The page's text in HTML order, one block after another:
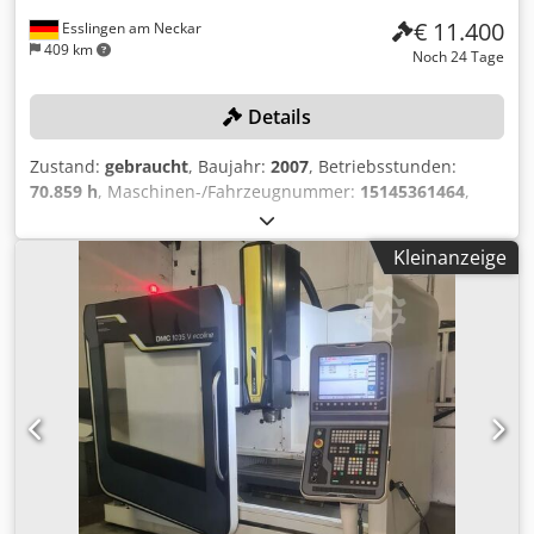
Werkzeugaufnahmen -Spülpistole
Esslingen am Neckar
409 km
€ 11.400
Noch 24 Tage
Details
Zustand: gebraucht, Baujahr: 2007, Betriebsstunden:
70.859 h, Maschinen-/Fahrzeugnummer: 15145361464,
Verfahrwege (X/Y/Z): 3.600/920/820 mm, mit B-Achse und
integriertem NC-Tisch, Spindeldrehzahl max.: 18.000
U/min., Werkzeugaufnahme HJSK-A63, 30-fach
Werkzeugwechsler, Pendelbearbeitung, Steuerung
SIEMENS Sinumerik 840 D Powerline, Späneförderer,
Emulsionsabscheider, Infrarot-Messtaster,
Bohremulsion/Schmierstoffe müssen vom Kunden
fachgerecht abgesaugt und entsorgt werden. Dedpfx
Akozqy Ume Uokr
Kleinanzeige